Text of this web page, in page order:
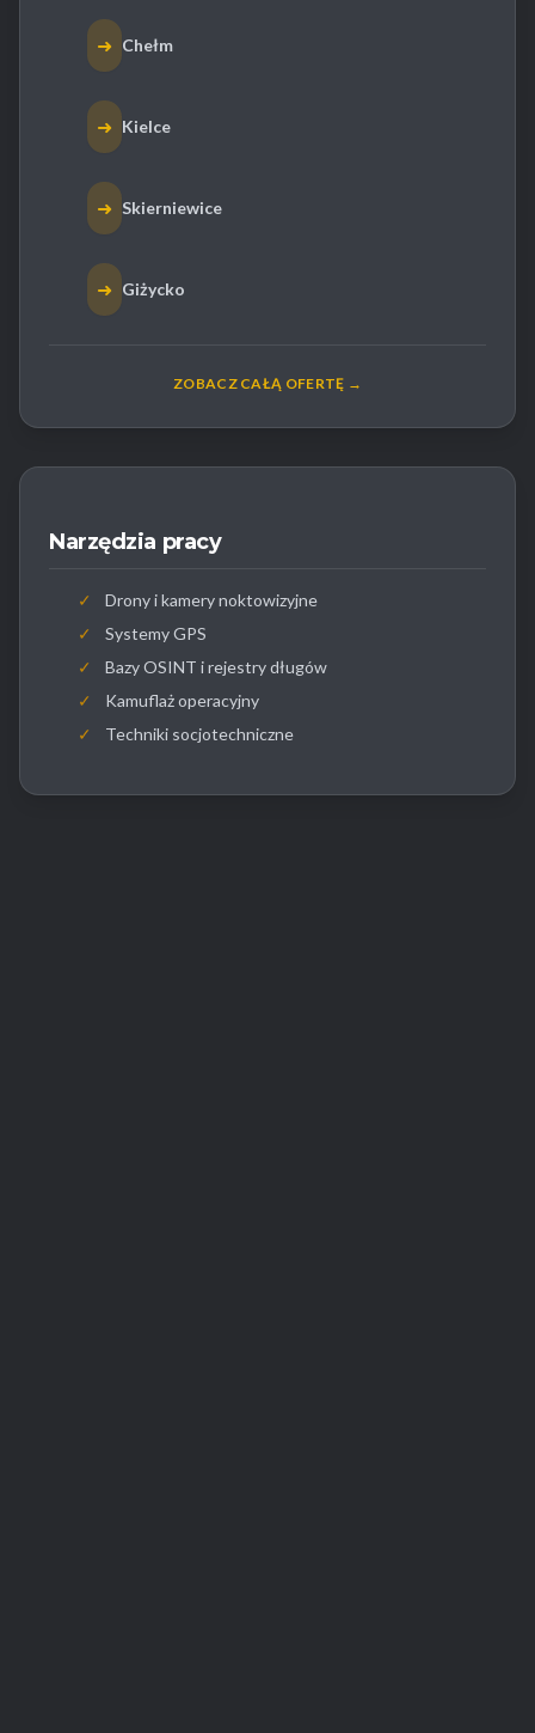
➜ Chełm
➜ Kielce
➜ Skierniewice
➜ Giżycko
ZOBACZ CAŁĄ OFERTĘ →
Narzędzia pracy
✓
Drony i kamery noktowizyjne
✓
Systemy GPS
✓
Bazy OSINT i rejestry długów
✓
Kamuflaż operacyjny
✓
Techniki socjotechniczne